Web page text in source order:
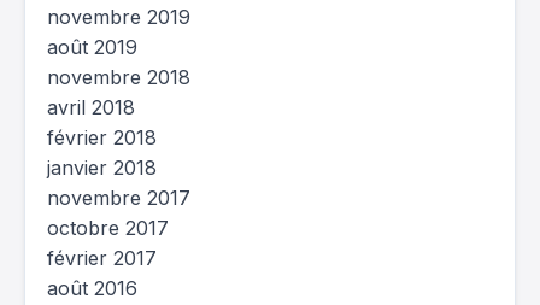
novembre 2019
août 2019
novembre 2018
avril 2018
février 2018
janvier 2018
novembre 2017
octobre 2017
février 2017
août 2016